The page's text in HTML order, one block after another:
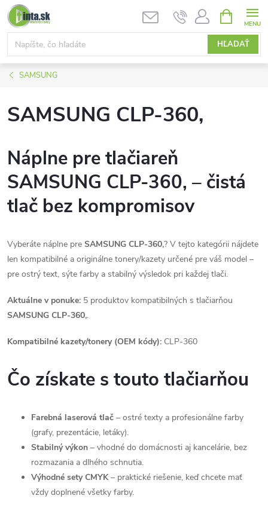
Prejsť
na
obsah
HĽADAŤ
KOŠÍK
SAMSUNG
SAMSUNG CLP-360,
Náplne pre tlačiareň
SAMSUNG CLP-360, – čistá
tlač bez kompromisov
Vyberáte náplne pre SAMSUNG CLP-360,? V tejto kategórii nájdete
len kompatibilné a originálne tonery/kazety určené pre váš model –
pre ostrý text, sýte farby a stabilný výsledok pri každej tlači.
Aktuálne v ponuke: 5 produktov kompatibilných s tlačiarňou
SAMSUNG CLP-360,.
Kompatibilné kazety/tonery (OEM kódy): CLP-360
Čo získate s touto tlačiarňou
Farebná laserová tlač – ostré texty a profesionálne farby
(grafy, prezentácie, letáky).
Stabilný výkon – vhodné do domácnosti aj kancelárie, bez
rozmazania a dlhého schnutia.
Výhodné sety CMYK– praktické riešenie, keď chcete mať
vždy doplnené všetky farby.